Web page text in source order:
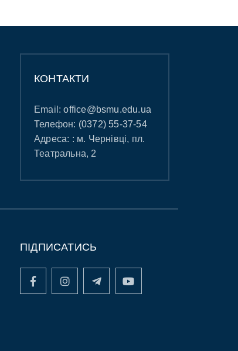
КОНТАКТИ
Email:office@bsmu.edu.ua
Телефон: (0372) 55-37-54
Адреса: : м. Чернівці, пл.
Театральна, 2
ПІДПИСАТИСЬ